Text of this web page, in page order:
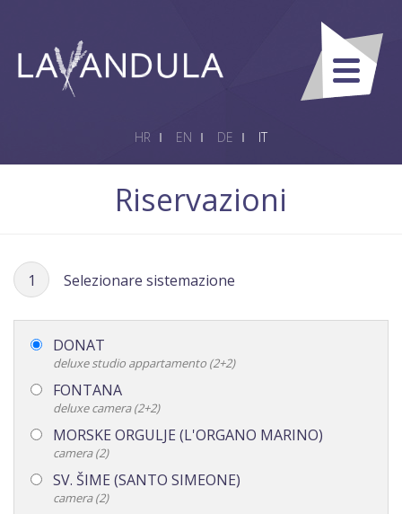
HR EN DE IT
Riservazioni
1 Selezionare sistemazione
DONAT
deluxe studio appartamento (2+2)
FONTANA
deluxe camera (2+2)
MORSKE ORGULJE (L'ORGANO MARINO)
camera (2)
SV. ŠIME (SANTO SIMEONE)
camera (2)